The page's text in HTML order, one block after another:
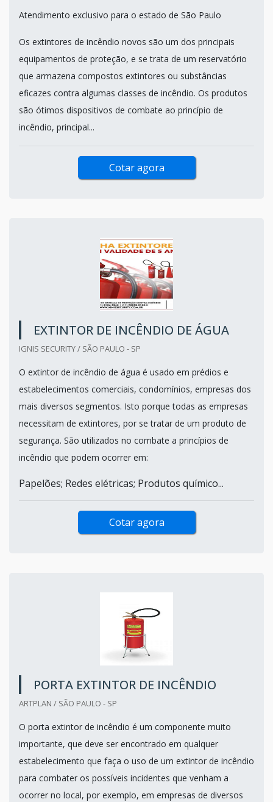
Atendimento exclusivo para o estado de São Paulo
Os extintores de incêndio novos são um dos principais
equipamentos de proteção, e se trata de um reservatório
que armazena compostos extintores ou substâncias
eficazes contra algumas classes de incêndio. Os produtos
são ótimos dispositivos de combate ao princípio de
incêndio, principal...
Cotar agora
EXTINTOR DE INCÊNDIO DE ÁGUA
IGNIS SECURITY / SÃO PAULO - SP
O extintor de incêndio de água é usado em prédios e
estabelecimentos comerciais, condomínios, empresas dos
mais diversos segmentos. Isto porque todas as empresas
necessitam de extintores, por se tratar de um produto de
segurança. São utilizados no combate a princípios de
incêndio que podem ocorrer em:
Papelões; Redes elétricas; Produtos químico...
Cotar agora
PORTA EXTINTOR DE INCÊNDIO
ARTPLAN / SÃO PAULO - SP
O porta extintor de incêndio é um componente muito
importante, que deve ser encontrado em qualquer
estabelecimento que faça o uso de um extintor de incêndio
para combater os possíveis incidentes que venham a
ocorrer no local, por exemplo, em empresas de diversos